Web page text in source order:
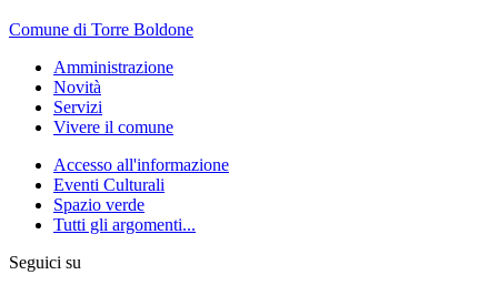
Comune di Torre Boldone
Amministrazione
Novità
Servizi
Vivere il comune
Accesso all'informazione
Eventi Culturali
Spazio verde
Tutti gli argomenti...
Seguici su